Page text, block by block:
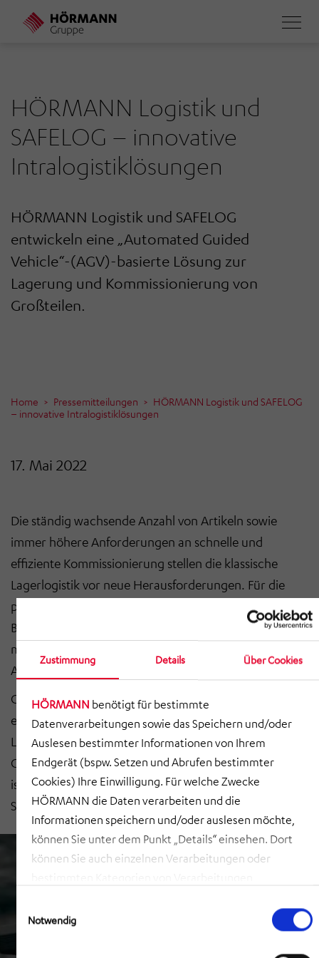
Zustimmung Details Über Cookies
HÖRMANN benötigt für bestimmte
Datenverarbeitungen sowie das Speichern und/oder
Auslesen bestimmter Informationen von Ihrem
Endgerät (bspw. Setzen und Abrufen bestimmter
Cookies) Ihre Einwilligung. Für welche Zwecke
HÖRMANN die Daten verarbeiten und die
Informationen speichern und/oder auslesen möchte,
können Sie unter dem Punkt „Details“ einsehen. Dort
können Sie auch einzelnen Verarbeitungen oder
Sie ein, dass HÖRMANN alle der erläuterten
Informationen speichern sowie auslesen und damit
zusammenhängende Datenverarbeitungen vornehmen
Notwendig
Direkt
HÖRMANN Logistik und
SAFELOG – innovative
Intralogistiklösungen
HÖRMANN Logistik und SAFELOG
entwickeln eine „Automated Guided
Vehicle“-(AGV)-basierte Lösung zur
Lagerung und Kommissionierung von
Großteilen.
Home Pressemitteilungen
HÖRMANN Logistik und SAFELOG
– innovative Intralogistiklösungen
17. Mai 2022
Die ständig wachsende Anzahl von Artikeln sowie
immer höhere Anforderungen an schnelle und
effiziente Kommissionierung stellen die klassische
Lagerlogistik vor neue Herausforderungen. Für die
platzsparende, hochdynamische Lagerung und
Bereitstellung von Kleinteilen hat HÖRMANN Logistik
mit den AutoStore®-Lösungen ein maßgeschneidertes
Angebot.
Gemeinsam in einer Partnerschaft mit SAFELOG wurde
eine „Automated Guided Vehicle“-(AGV)-basierte
Lösung zur Lagerung und Kommissionierung von
Großteilen entwickelt. Diese „Moving Racks“-Lösung
ist optimal mit AutoStore integrierbar oder auch als
Stand-alone erhältlich.